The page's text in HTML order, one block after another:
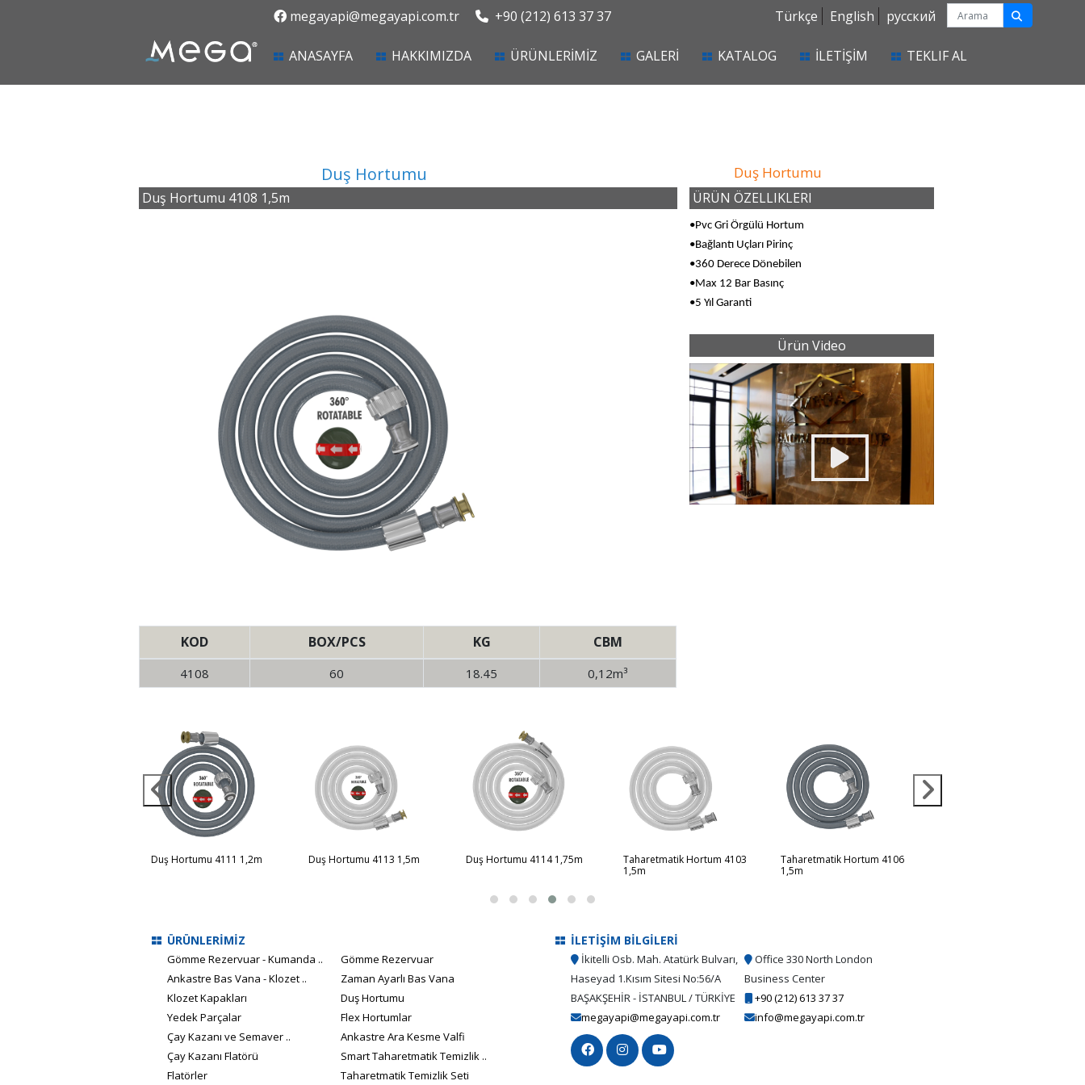
megayapi@megayapi.com.tr +90 (212) 613 37 37 Türkçe English русский
ANASAYFA(current)HAKKIMIZDA ÜRÜNLERİMİZ GALERİ KATALOG İLETİŞİM TEKLIF AL
Duş Hortumu Duş Hortumu
Duş Hortumu 4108 1,5m
KOD BOX/PCS KG CBM
4108 60 18.45 0,12m³
ÜRÜN ÖZELLIKLERI
•Pvc Gri Örgülü Hortum
•Bağlantı Uçları Pirinç
•360 Derece Dönebilen
•Max 12 Bar Basınç
•5 Yıl Garanti
Ürün Video
Duş Hortumu 4111 1,2m Duş Hortumu 4113 1,5m Duş Hortumu 4114 1,75m
Taharetmatik Hortum 4103
1,5m
Taharetmatik Hortum 4106
1,5m
ÜRÜNLERİMİZ
Gömme Rezervuar - Kumanda ..
Gömme Rezervuar
Ankastre Bas Vana - Klozet ..
Zaman Ayarlı Bas Vana
Klozet Kapakları
Duş Hortumu
Yedek Parçalar
Flex Hortumlar
Çay Kazanı ve Semaver ..
Ankastre Ara Kesme Valfi
Çay Kazanı Flatörü
Smart Taharetmatik Temizlik ..
Flatörler
Taharetmatik Temizlik Seti
İLETİŞİM BİLGİLERİ
İkitelli Osb. Mah. Atatürk Bulvarı,
Haseyad 1.Kısım Sitesi No:56/A
BAŞAKŞEHİR - İSTANBUL / TÜRKİYE
Office 330 North London
Business Center
+90 (212) 613 37 37
megayapi@megayapi.com.tr
info@megayapi.com.tr